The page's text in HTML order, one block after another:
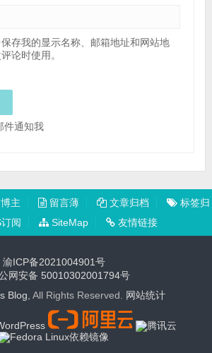
存我的显示名称、邮箱地址和网站地
论时使用。
件通知我
主 留言薄 文章归档
标签归
阅 SiteMap 友情链接
渝ICP备2021004901号
网安备 50010302001794号
Blog , All Rights Reserved. 网站统计